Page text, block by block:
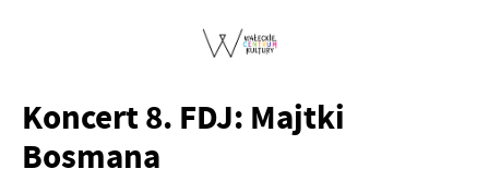
Koncert 8. FDJ: Majtki
Bosmana